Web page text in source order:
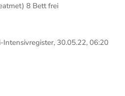
8 Bett frei
Intensivregister, 30.05.22, 06:20